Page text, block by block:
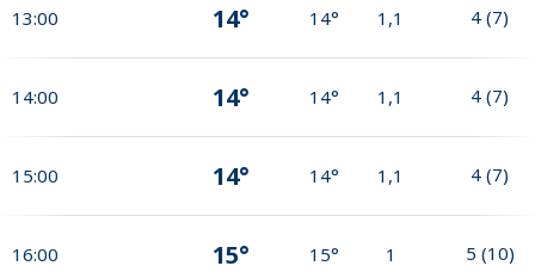
13:00 14° 14° 1,1 4 (7)
14:00 14° 14° 1,1 4 (7)
15:00 14° 14° 1,1 4 (7)
16:00 15° 15° 1 5 (10)